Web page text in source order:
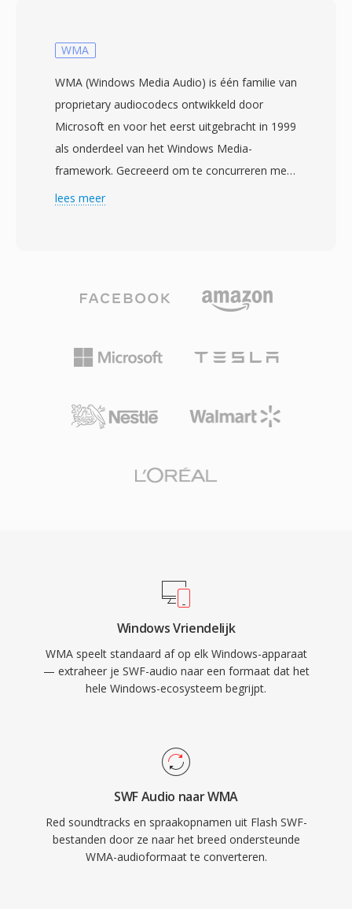
efficiënte weblevering. Tijdens het hoogtepunt
dreef SWF één enorm ecosysteem van
webcontent aan, waaronder geanimeerde
websites, banneradvertenties, casual games,
renderingengine maakte vloeiende animaties
trage internetverbindingen. SWF ondersteunde
progressieve rendering, waardoor content kon
bestand was gedownload. Adobe Flash Player
dan 98% van de met internet verbonden
desktopcomputers, wat SWF één
webcontent. Het formaat evolueerde om
ondersteuning voor Flash Player in december
2020, maar SWF-bestanden blijven historisch
significant en worden bewaard via
voortgezette toegang tot dit tijdperk van
webcontent mogelijk maken.
WMA
WMA (Windows Media Audio) is één familie van
proprietary audiocodecs ontwikkeld door
Microsoft en voor het eerst uitgebracht in 1999
als onderdeel van het Windows Media-
framework. Gecreeerd om te concurreren met
MP3 en AAC, gebruikt WMA Standard
vergelijkbare resultaten. De codecfamilie
surroundgeluid en high-resolution audio, WMA
Lossless voor bit-perfecte
geoptimaliseerd voor gesproken inhoud bij
ecosysteem gaf WMA één sterk
periode. Coderen en decoderen worden native
afgehandeld door Windows, zonder dat
software van derden nodig is voor weergave
op elke Windows-machine. Cross-platform
ondersteuning is verbeterd via bibliotheken als
FFmpeg en GStreamer, hoewel WMA op niet-
komt nog voor in legacy-mediabibliotheken,
draagbaar gebruik.
lees meer
Windows Vriendelijk
WMA speelt standaard af op elk Windows-apparaat
— extraheer je SWF-audio naar een formaat dat het
hele Windows-ecosysteem begrijpt.
SWF Audio naar WMA
Red soundtracks en spraakopnamen uit Flash SWF-
bestanden door ze naar het breed ondersteunde
WMA-audioformaat te converteren.